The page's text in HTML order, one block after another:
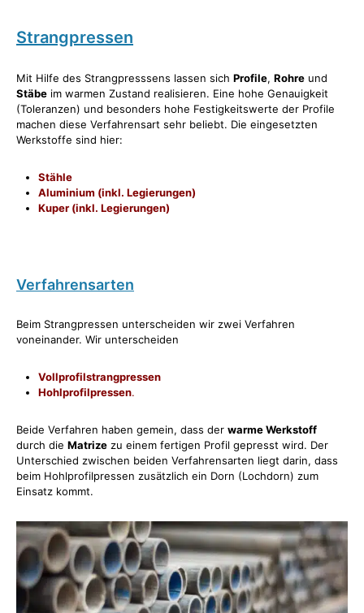
Strangpressen
Mit Hilfe des Strangpresssens lassen sich Profile, Rohre und
Stäbe im warmen Zustand realisieren. Eine hohe Genauigkeit
(Toleranzen) und besonders hohe Festigkeitswerte der Profile
machen diese Verfahrensart sehr beliebt. Die eingesetzten
Werkstoffe sind hier:
Stähle
Aluminium (inkl. Legierungen)
Kuper (inkl. Legierungen)
Verfahrensarten
Beim Strangpressen unterscheiden wir zwei Verfahren
voneinander. Wir unterscheiden
Vollprofilstrangpressen
Hohlprofilpressen.
Beide Verfahren haben gemein, dass der warme Werkstoff
durch die Matrize zu einem fertigen Profil gepresst wird. Der
Unterschied zwischen beiden Verfahrensarten liegt darin, dass
beim Hohlprofilpressen zusätzlich ein Dorn (Lochdorn) zum
Einsatz kommt.